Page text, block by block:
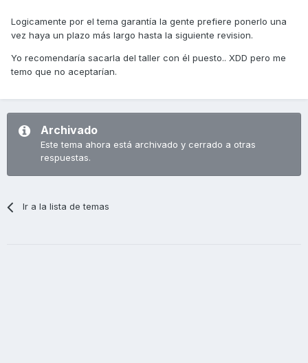
Logicamente por el tema garantía la gente prefiere ponerlo una
vez haya un plazo más largo hasta la siguiente revision.
Yo recomendaría sacarla del taller con él puesto.. XDD pero me
temo que no aceptarían.
Archivado
Este tema ahora está archivado y cerrado a otras
respuestas.
Ir a la lista de temas